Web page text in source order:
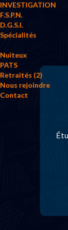
INVESTIGATION
F.S.P.N.
D.G.S.I.
Spécialités
Nuiteux
PATS
Retraités (2)
Nous rejoindre
Contact